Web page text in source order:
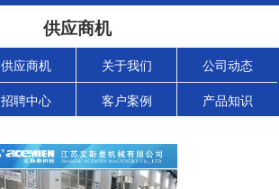
供应商机
供应商机 关于我们 公司动态
招聘中心 客户案例 产品知识